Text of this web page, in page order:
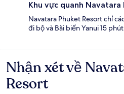
Khu vực quanh
Navatara Phuket Resort chỉ
đi bộ và Bãi biển Yanui 15
Nhận
xét
Nhận xét về
Resort